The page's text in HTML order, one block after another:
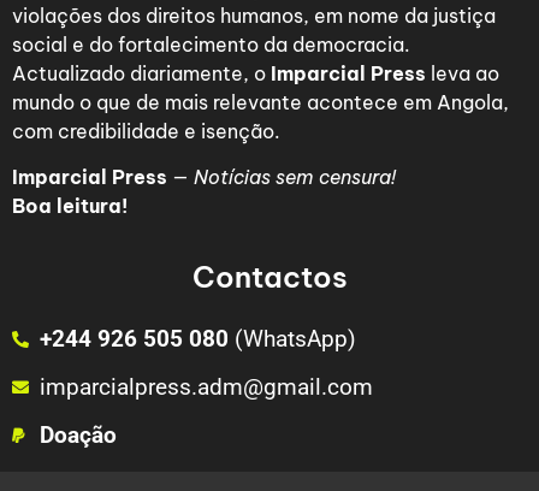
violações dos direitos humanos, em nome da justiça
social e do fortalecimento da democracia.
Actualizado diariamente, o Imparcial Press leva ao
mundo o que de mais relevante acontece em Angola,
com credibilidade e isenção.
Imparcial Press — Notícias sem censura!
Boa leitura!
Contactos
+244 926 505 080 (WhatsApp)
imparcialpress.adm@gmail.com
Doação